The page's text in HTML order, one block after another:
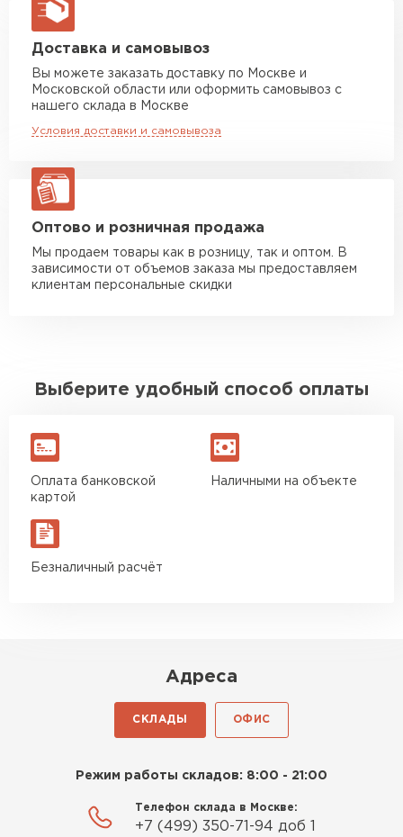
макс. длина груза 13,5 м
Манипулятор до 5 тн
Манипулятор до 10 тн
макс. длина груза 8 м
макс. длина груза 13,5 м
ЗАКАЗАТЬ С ДОСТАВКОЙ
Доставка и самовывоз
Вы можете заказать доставку по Москве и
Московской области или оформить самовывоз с
нашего склада в Москве
Условия доставки и самовывоза
Оптово и розничная продажа
Мы продаем товары как в розницу, так и оптом. В
зависимости от объемов заказа мы предоставляем
клиентам персональные скидки
Выберите удобный способ оплаты
Оплата банковской
картой
Наличными на объекте
Безналичный расчёт
Адреса
СКЛАДЫ ОФИС
Режим работы складов: 8:00 - 21:00
Телефон склада в Москве:
+7 (499) 350-71-94 доб 1